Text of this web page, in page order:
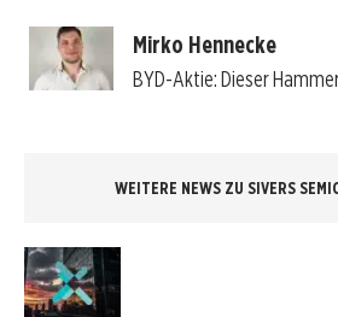
Mirko Hennecke
BYD-Aktie: Dieser
WEITERE NEWS ZU SIVERS